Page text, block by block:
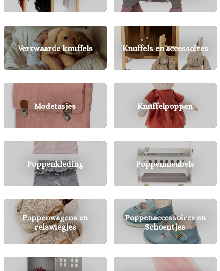
Verzwaarde knuffels Knuffels en accessoires
Modetasjes Knuffelpoppen
Poppenkleding Poppenmeubels
Poppenwagens en
reiswiegjes
Poppenaccessoires en
Schoentjes